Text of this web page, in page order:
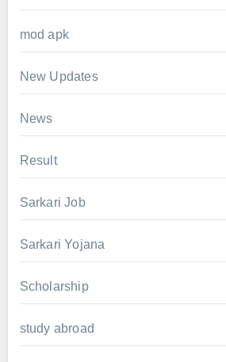
mod apk
New Updates
News
Result
Sarkari Job
Sarkari Yojana
Scholarship
study abroad